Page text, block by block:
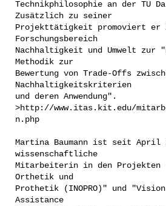
Technikphilosophie an der TU
Zusätzlich zu seiner
Projekttätigkeit promoviert er
Forschungsbereich
Nachhaltigkeit und Umwelt zur
Methodik zur
Bewertung von Trade-Offs
Nachhaltigkeitskriterien
und deren Anwendung".
>http://www.itas.kit.edu/
n.php
Martina Baumann ist seit April
wissenschaftliche
Mitarbeiterin in den
Orthetik und
Prothetik (INOPRO)" und
Assistance